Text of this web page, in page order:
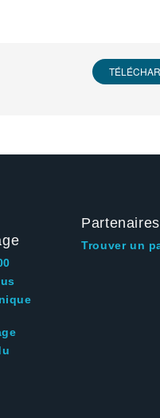
Partenaires
Trouver un